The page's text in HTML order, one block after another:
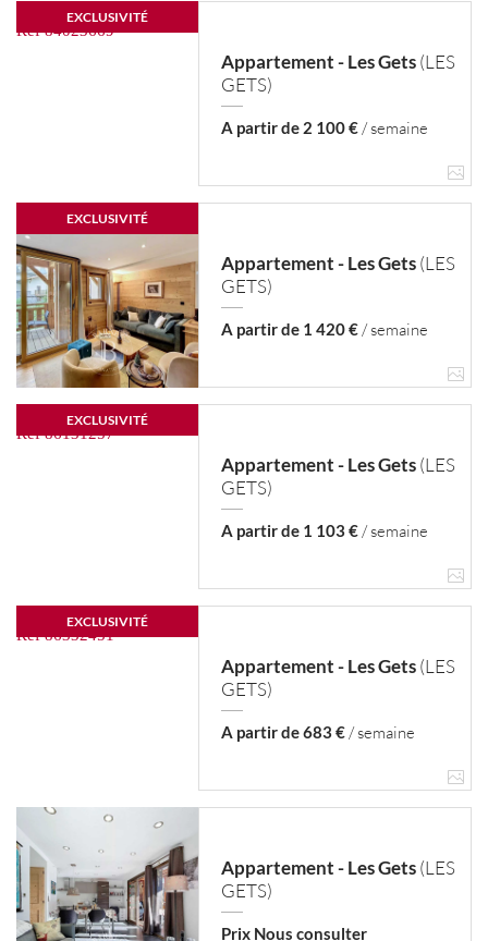
EXCLUSIVITÉ
Appartement - Les Gets(LES
GETS)
A partir de 2 100 € / semaine
EXCLUSIVITÉ
Appartement - Les Gets(LES
GETS)
A partir de 1 420 € / semaine
EXCLUSIVITÉ
Appartement - Les Gets(LES
GETS)
A partir de 1 103 € / semaine
EXCLUSIVITÉ
Appartement - Les Gets(LES
GETS)
A partir de 683 € / semaine
Appartement - Les Gets(LES
GETS)
Prix Nous consulter